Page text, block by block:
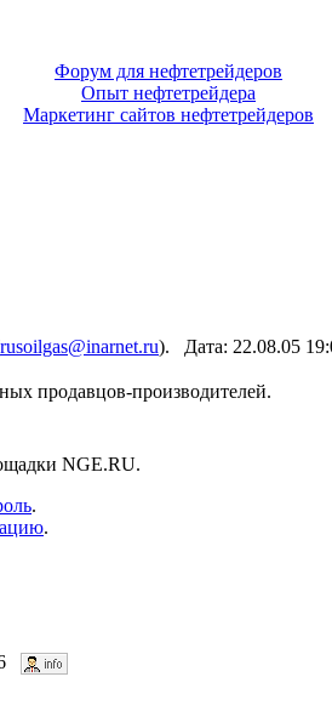
Форум для нефтетрейдеров
Опыт нефтетрейдера
Маркетинг сайтов нефтетрейдеров
rusoilgas@inarnet.ru). Дата: 22.08.05
продавцов-производителей.
NGE.RU.
.
.